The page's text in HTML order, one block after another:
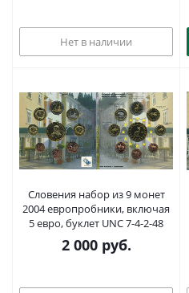
Нет в наличии
Словения набор из 9 монет
2004 европробники, включая
5 евро, буклет UNC 7-4-2-48
2 000руб.